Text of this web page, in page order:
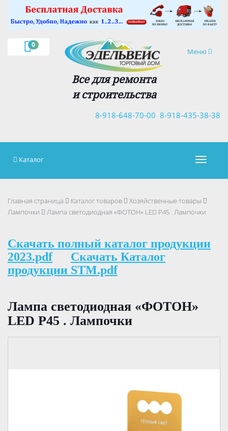
0
Навигация
Меню
Все для ремонта
и строительства
8-918-435-38-38
8-918-648-70-00
×
Каталог
Главная страница Каталог товаров
Хозяйственные товары
Лампочки
Лампа светодиодная «ФОТОН» LED Р45 . Лампочки
Скачать полный каталог продукции
2023.pdf
Скачать Каталог
продукции STM.pdf
Лампа светодиодная «ФОТОН»
LED Р45 . Лампочки